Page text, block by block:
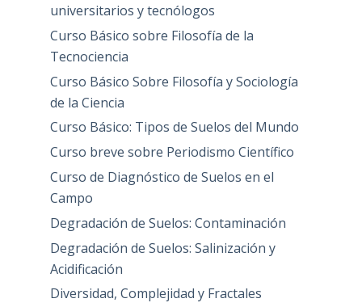
universitarios y tecnólogos
Curso Básico sobre Filosofía de la
Tecnociencia
Curso Básico Sobre Filosofía y Sociología
de la Ciencia
Curso Básico: Tipos de Suelos del Mundo
Curso breve sobre Periodismo Científico
Curso de Diagnóstico de Suelos en el
Campo
Degradación de Suelos: Contaminación
Degradación de Suelos: Salinización y
Acidificación
Diversidad, Complejidad y Fractales